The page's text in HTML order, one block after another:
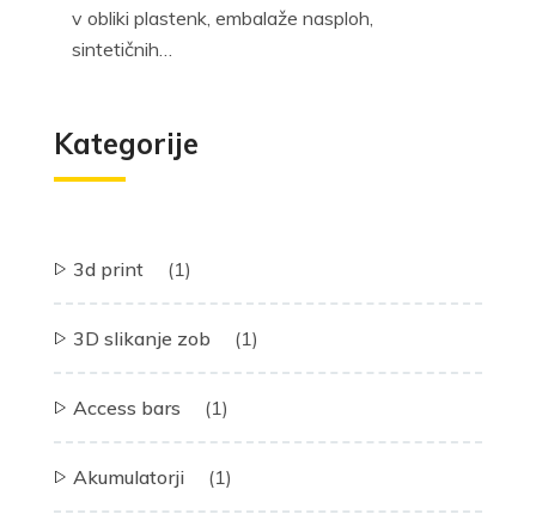
v obliki plastenk, embalaže nasploh,
sintetičnih…
Kategorije
3d print (1)
3D slikanje zob (1)
Access bars (1)
Akumulatorji (1)